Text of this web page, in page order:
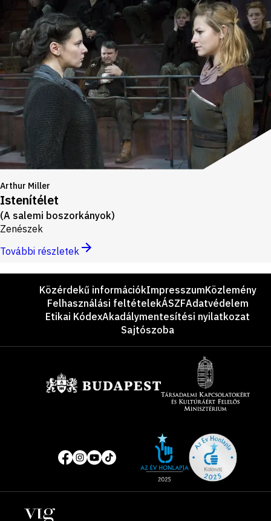
Arthur Miller
Istenítélet
(A salemi boszorkányok)
Zenészek
További részletek
LáblécKözérdekű információkImpresszumKözlemény
Felhasználási feltételekÁSZFAdatvédelem
Etikai KódexAkadálymentesítési nyilatkozat
Sajtószoba
Közösségi
média
oldalak
of
year
Helyszínek